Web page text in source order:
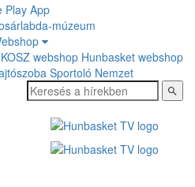
múzeum
webshop Hunbasket webshop
Sportoló Nemzet